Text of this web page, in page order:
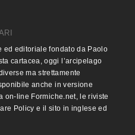
ed editoriale fondato da Paolo
cartacea, oggi l’arcipelago
ma strettamente
anche in versione
on-line Formiche.net, le riviste
Policy e il sito in inglese ed